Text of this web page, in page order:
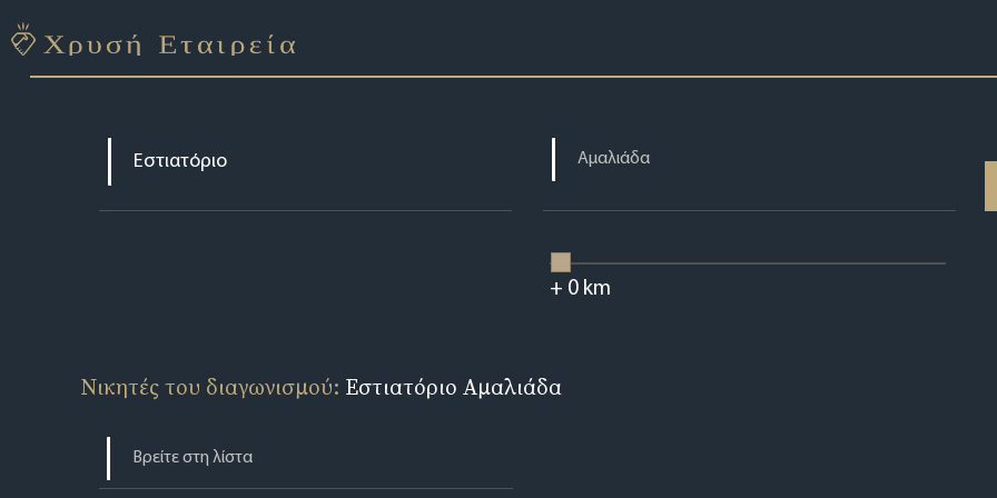
+ 0km
Νικητές του διαγωνισμού: Εστιατόριο Αμαλιάδα